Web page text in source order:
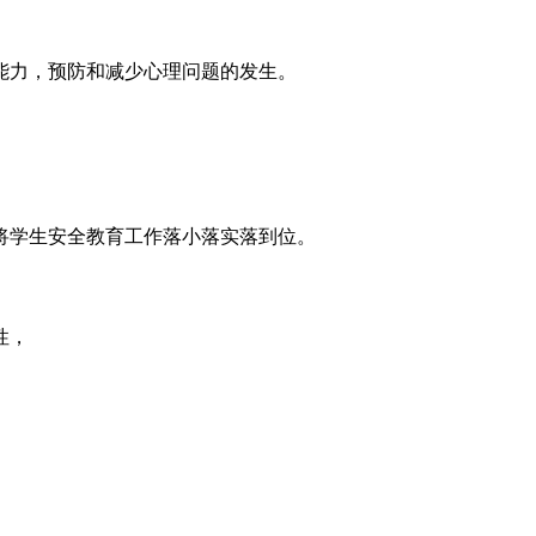
，预防和减少心理问题的发生。
生安全教育工作落小落实落到位。
，